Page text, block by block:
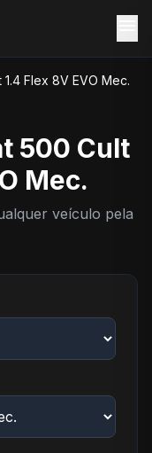
1.4 Flex 8V EVO Mec.
500 Cult
Mec.
veículo pela